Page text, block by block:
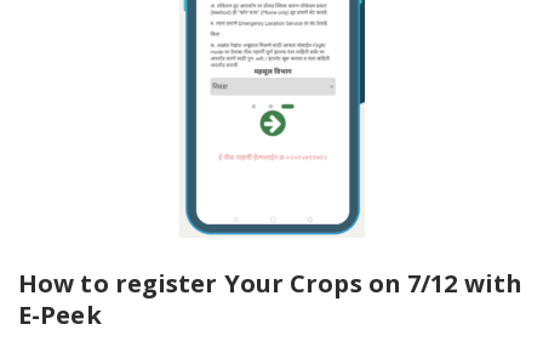
How to register Your Crops on 7/12 with
E-Peek